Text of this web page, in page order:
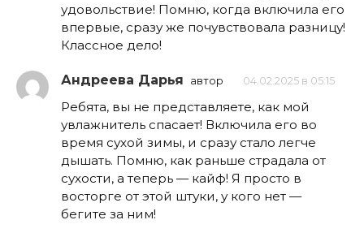
удовольствие! Помню, когда включила его
впервые, сразу же почувствовала разницу!
Классное дело!
Андреева Дарья автор 04.02.2025 в 05:15
Ребята, вы не представляете, как мой
увлажнитель спасает! Включила его во
время сухой зимы, и сразу стало легче
дышать. Помню, как раньше страдала от
сухости, а теперь — кайф! Я просто в
восторге от этой штуки, у кого нет —
бегите за ним!